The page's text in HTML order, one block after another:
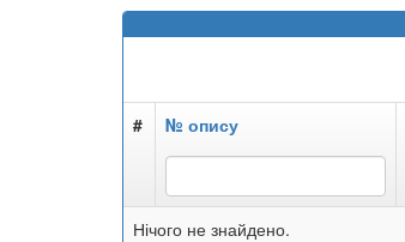
# № опису
Нічого не знайдено.